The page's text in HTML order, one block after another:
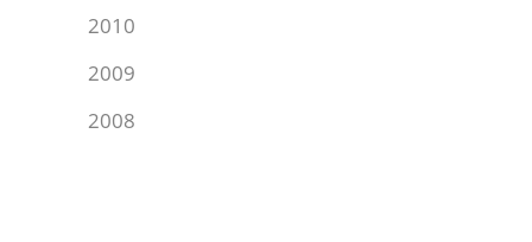
2010
2009
2008